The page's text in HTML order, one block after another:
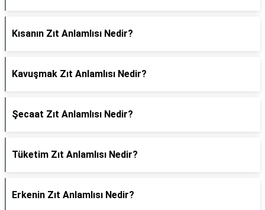
Kısanın Zıt Anlamlısı Nedir?
Kavuşmak Zıt Anlamlısı Nedir?
Şecaat Zıt Anlamlısı Nedir?
Tüketim Zıt Anlamlısı Nedir?
Erkenin Zıt Anlamlısı Nedir?